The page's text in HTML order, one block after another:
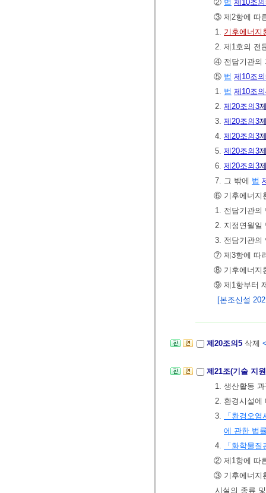
② 법 제10조
③ 제2항에 따
1. 기후에너지
2. 제1호의 전
④ 전담기관의
⑤ 법 제10조
1. 법 제10조
2. 제20조의3
3. 제20조의3
4. 제20조의3
5. 제20조의3
6. 제20조의3
7. 그 밖에 법
⑥ 기후에너지
1. 전담기관의
2. 지정연월일
3. 전담기관의
⑦ 제3항에 따
⑧ 기후에너지
⑨ 제1항부터
[본조신설
제20조의5 삭제
제21조(기술 지
1. 생산활동
2. 환경시설에
3.
「환경오
에 관한 법
4.
「화학물
② 제1항에 따
③ 기후에너지
시설의 종류